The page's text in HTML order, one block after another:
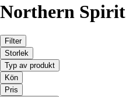
Northern Spirit
Filter
Storlek
Typ av produkt
Kön
Pris